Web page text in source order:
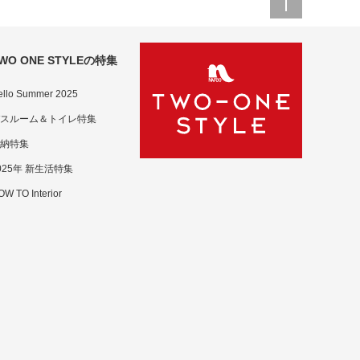
ONE STYLEの特集
Summer 2025
ルーム＆トイレ特集
特集
年 新生活特集
TO Interior